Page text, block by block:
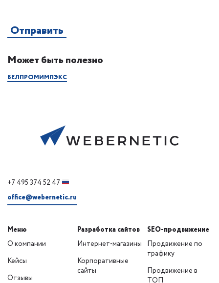
Может быть полезно
БЕЛПРОМИМПЭКС
+7 495 374 52 47
office@webernetic.ru
Меню
О компании
Кейсы
Отзывы
Разработка сайтов
Интернет-магазины
Корпоративные
сайты
SEO-продвижение
Продвижение по
трафику
Продвижение в
ТОП